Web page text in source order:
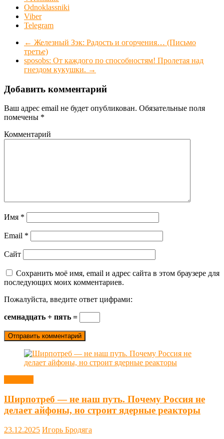
Odnoklassniki
Viber
Telegram
← Железный Зэк: Радость и огорчения… (Письмо
третье)
sposobs: От каждого по способностям! Пролетая над
гнездом кукушки. →
Добавить комментарий
Ваш адрес email не будет опубликован. Обязательные поля
помечены *
Комментарий
Имя *
Email *
Сайт
Сохранить моё имя, email и адрес сайта в этом браузере для
последующих моих комментариев.
Пожалуйста, введите ответ цифрами:
семнадцать + пять =
Ширпотреб — не наш путь. Почему Россия не
делает айфоны, но строит ядерные реакторы
23.12.2025 Игорь Бродяга